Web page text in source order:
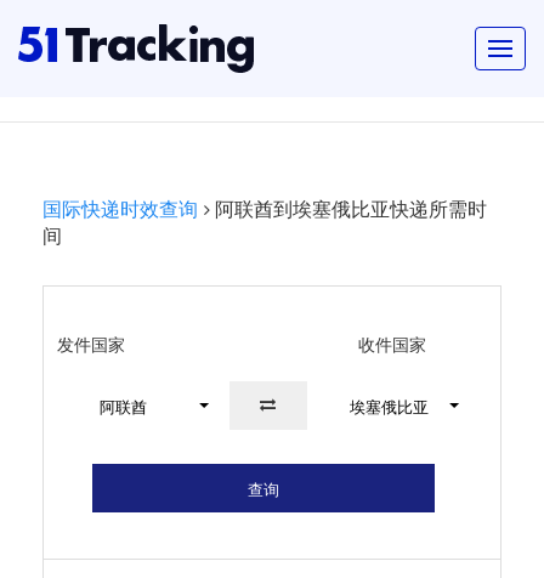
国际快递时效查询
阿联酋到埃塞俄比亚快递所需时
间
发件国家 收件国家
阿联酋 埃塞俄比亚
查询